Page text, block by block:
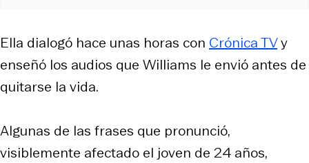
Ella dialogó hace unas horas con Crónica TVy
enseñó los audios que Williams le envió antes de
quitarse la vida.
Algunas de las frases que pronunció,
visiblemente afectado el joven de 24 años,